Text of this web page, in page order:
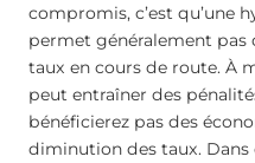
compromis, c’est qu’une
permet généralement pas
taux en cours de route. À
peut entraîner des
bénéficierez pas des
diminution des taux. Dans